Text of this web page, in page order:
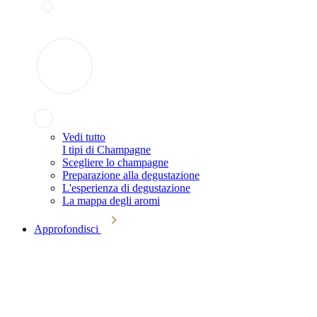
Vedi tutto
I tipi di Champagne
Scegliere lo champagne
Preparazione alla degustazione
L'esperienza di degustazione
La mappa degli aromi
Approfondisci